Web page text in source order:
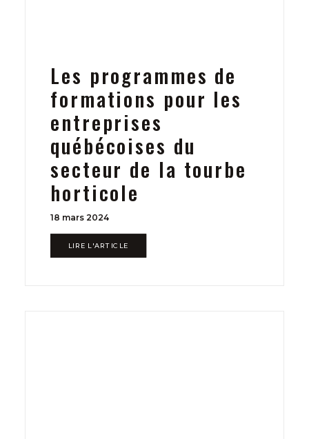
Les programmes de
formations pour les
entreprises
québécoises du
secteur de la tourbe
horticole
18 mars 2024
LIRE L'ARTICLE